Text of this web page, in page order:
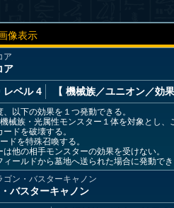
像表示
ア
ア
レベル 4 【 機械族／ユニオン／効果
以下の効果を１つ発動できる。
械族・光属性モンスター１体を対象とし
ドを破壊する。
ドを特殊召喚する。
他の相手モンスターの効果を受けない。
ールドから墓地へ送られた場合に発動で
ゴン・バスターキャノン
バスターキャノン